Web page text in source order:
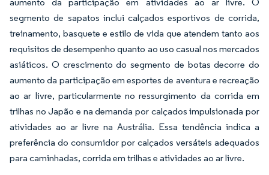
segmento de sapatos inclui calçados esportivos de corrida,
treinamento, basquete e estilo de vida que atendem tanto aos
requisitos de desempenho quanto ao uso casual nos mercados
asiáticos. O crescimento do segmento de botas decorre do
aumento da participação em esportes de aventura e recreação
ao ar livre, particularmente no ressurgimento da corrida em
trilhas no Japão e na demanda por calçados impulsionada por
atividades ao ar livre na Austrália. Essa tendência indica a
preferência do consumidor por calçados versáteis adequados
para caminhadas, corrida em trilhas e atividades ao ar livre.